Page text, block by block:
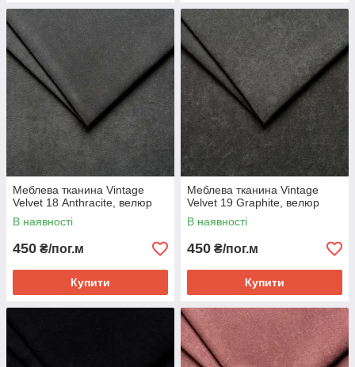
Меблева тканина Vintage
Velvet 18 Аnthracite, велюр
В наявності
450 ₴/пог.м
Купити
Меблева тканина Vintage
Velvet 19 Graphite, велюр
В наявності
450 ₴/пог.м
Купити